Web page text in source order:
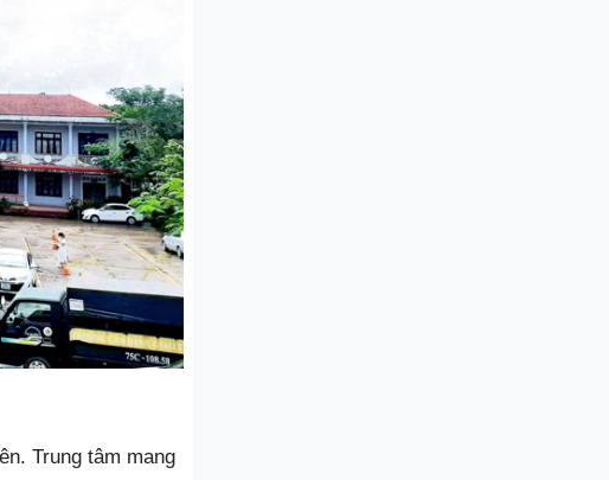
Trung tâm mang